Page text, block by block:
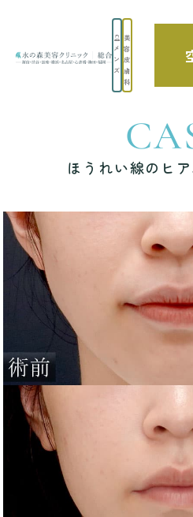
メ
ン
ズ
美
容
皮
膚
科
TOP 症例写真 ほうれい線のヒ
ほうれい線のヒ